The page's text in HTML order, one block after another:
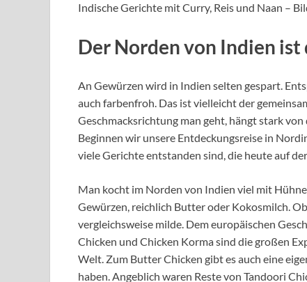
Indische Gerichte mit Curry, Reis und Naan –
Der Norden von Indien
An Gewürzen wird in Indien selten gespart.
auch farbenfroh. Das ist vielleicht der
Geschmacksrichtung man geht, hängt stark
Beginnen wir unsere Entdeckungsreise in
viele Gerichte entstanden sind, die heute auf
Man kocht im Norden von Indien viel mit
Gewürzen, reichlich Butter oder Kokosmilch.
vergleichsweise milde. Dem europäischen
Chicken und Chicken Korma sind die großen
Welt. Zum Butter Chicken gibt es auch eine
haben. Angeblich waren Reste von Tandoori